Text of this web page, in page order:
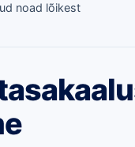
noad lõikest